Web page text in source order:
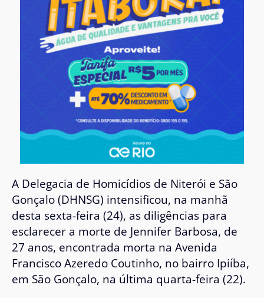
A Delegacia de Homicídios de Niterói e São
Gonçalo (DHNSG) intensificou, na manhã
desta sexta-feira (24), as diligências para
esclarecer a morte de Jennifer Barbosa, de
27 anos, encontrada morta na Avenida
Francisco Azeredo Coutinho, no bairro Ipiíba,
em São Gonçalo, na última quarta-feira (22).